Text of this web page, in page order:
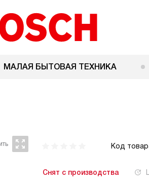
МАЛАЯ БЫТОВАЯ ТЕХНИКА
Код
Снят с производства